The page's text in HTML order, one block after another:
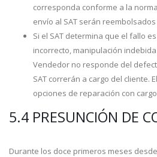
corresponda conforme a la
envío al SAT serán
Si el SAT determina que el fallo
incorrecto, manipulación
Vendedor no responde del
SAT correrán a cargo del cliente.
opciones de reparación con
5.4 PRESUNCIÓN DE
Durante los doce primeros meses